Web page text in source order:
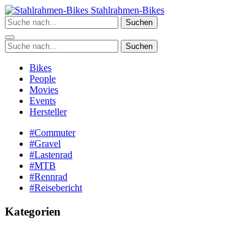
Zum
Inhalt
springen
Stahlrahmen-Bikes
Suchen
Suchen
Bikes
People
Movies
Events
Hersteller
#Commuter
#Gravel
#Lastenrad
#MTB
#Rennrad
#Reisebericht
Kategorien